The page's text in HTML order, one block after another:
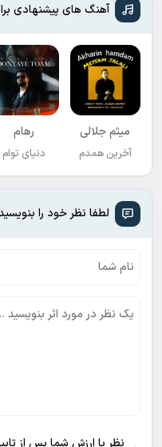
آهنگ های پیشنهادی
میثم جلالی
آخرین همدم
رهام
دنیای توام
لطفا نظر خود را
نظر با ارزش شما پس از